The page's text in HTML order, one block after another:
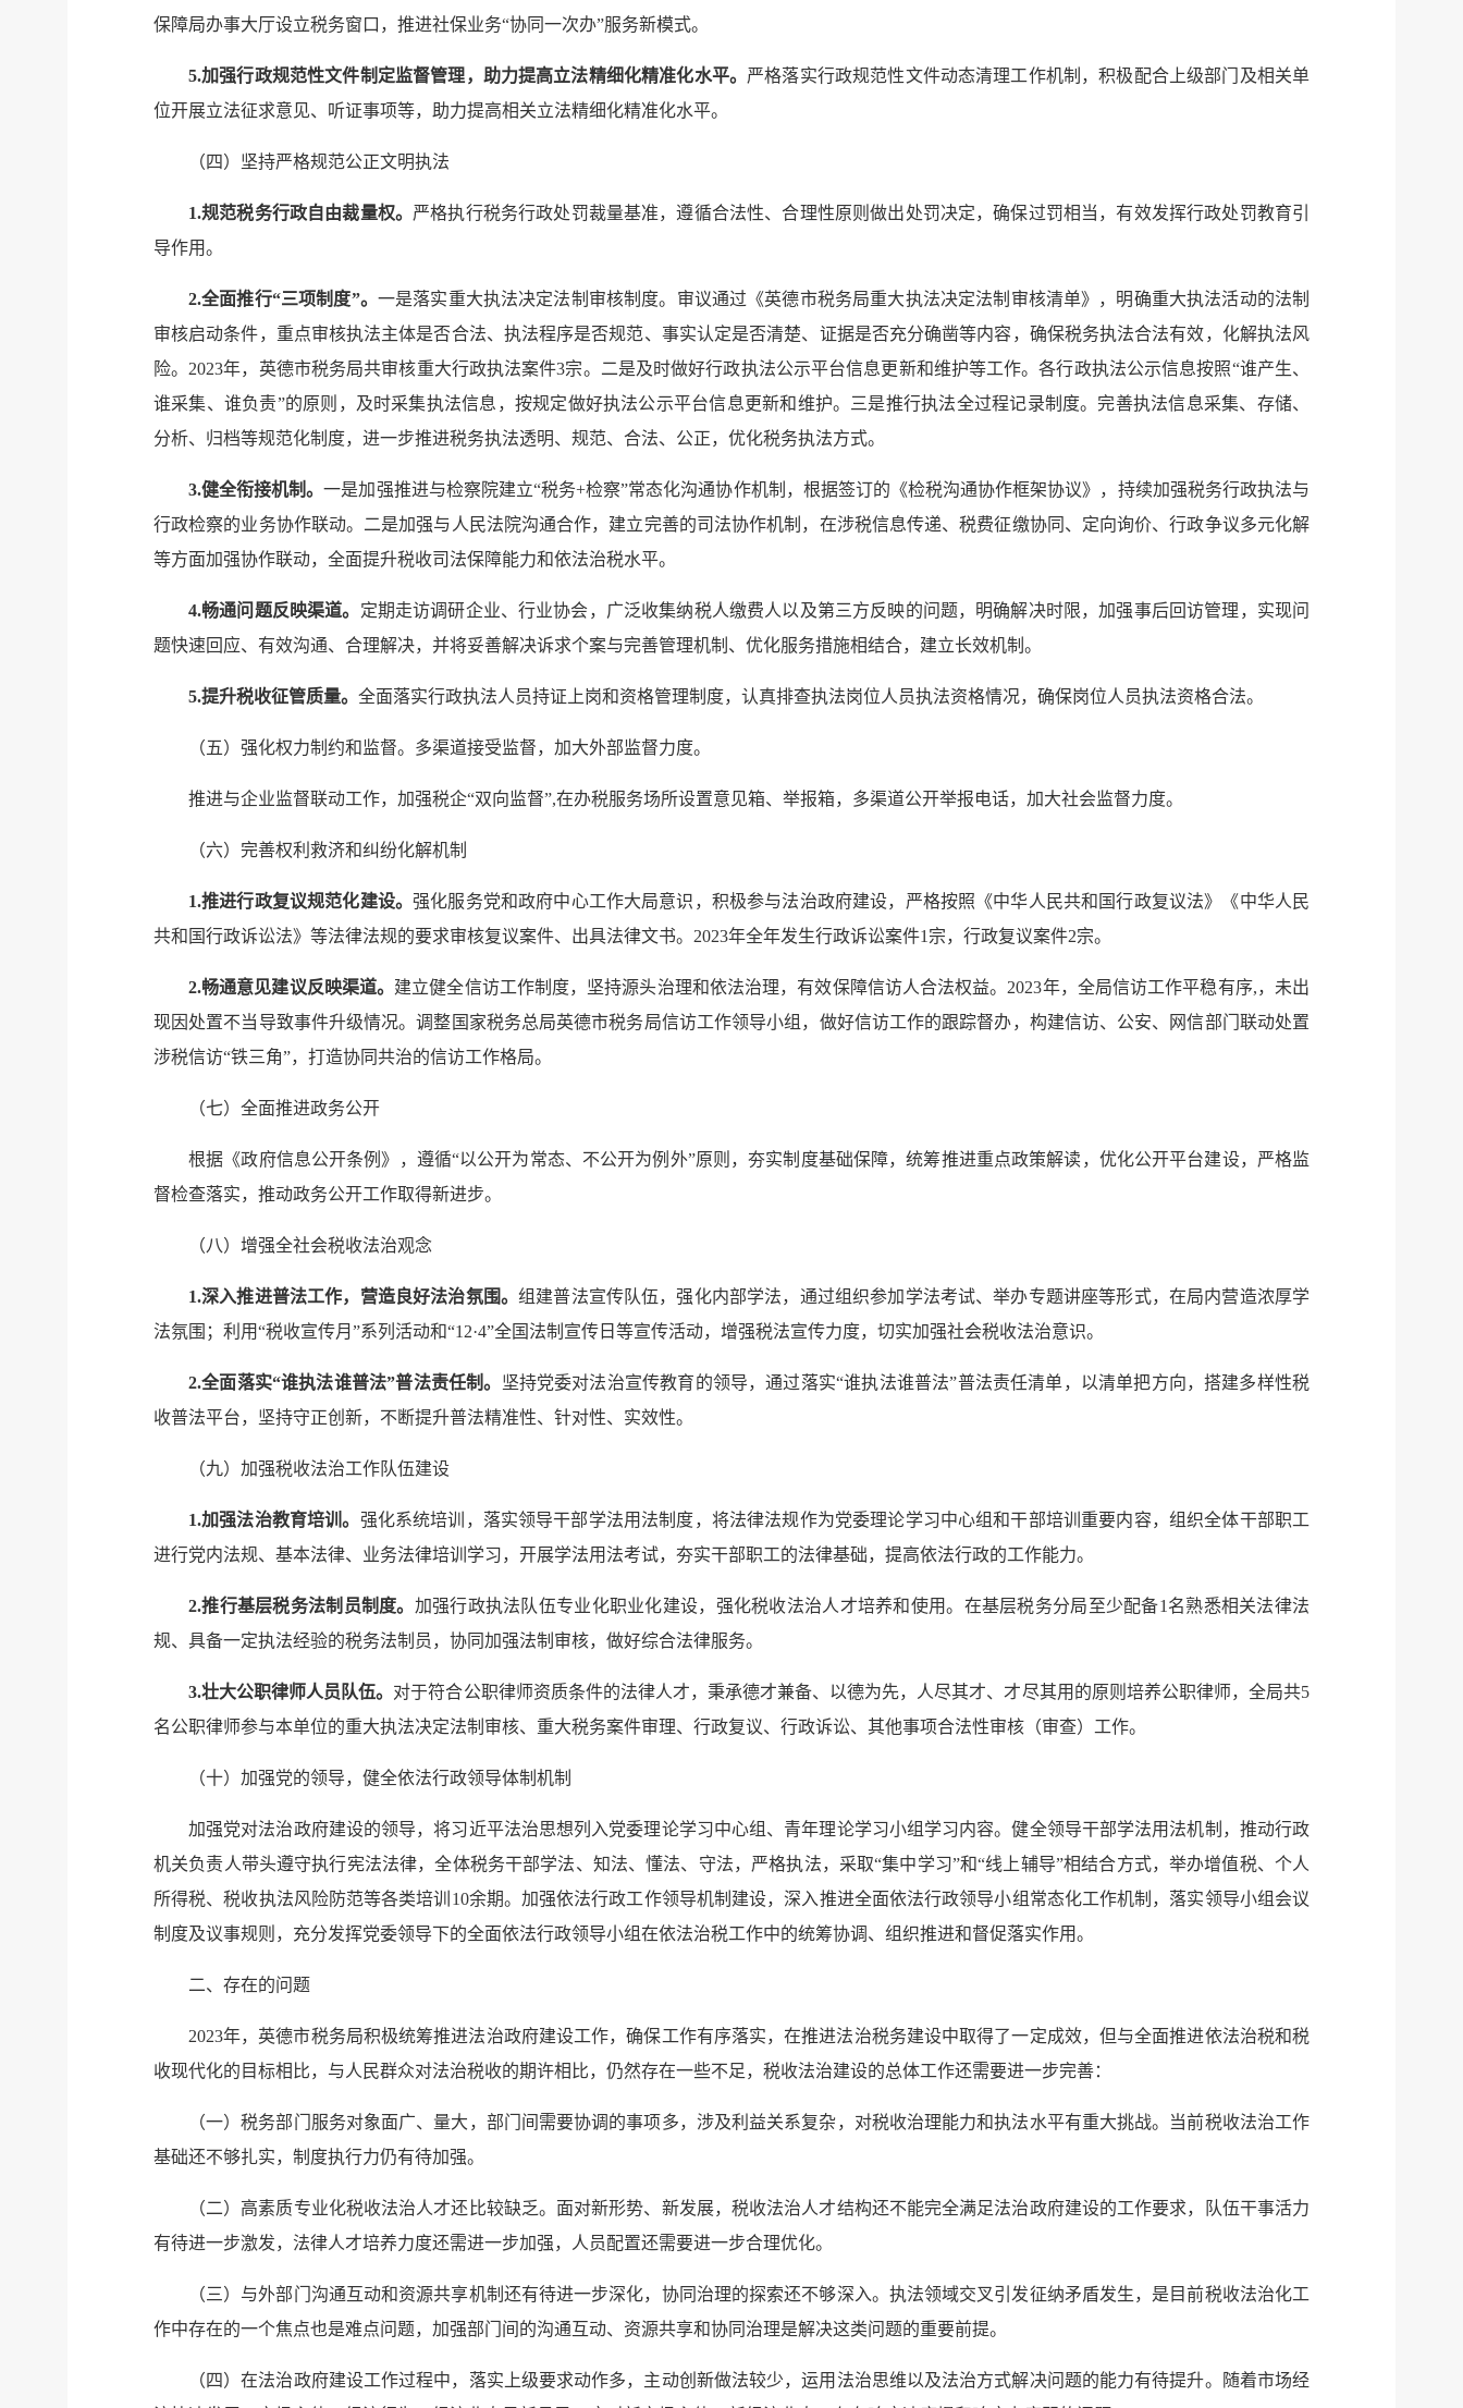
保障局办事大厅设立税务窗口，推进社保业务“协同一次办”服务新模式。
5.加强行政规范性文件制定监督管理，助力提高立法精细化精准化水平。 严格落实行政规范性文件动态清理工作机制，积极配合上级部门及相关单
位开展立法征求意见、听证事项等，助力提高相关立法精细化精准化水平。
（四）坚持严格规范公正文明执法
1.规范税务行政自由裁量权。 严格执行税务行政处罚裁量基准，遵循合法性、合理性原则做出处罚决定，确保过罚相当，有效发挥行政处罚教育引
导作用。
2.全面推行“三项制度”。 一是落实重大执法决定法制审核制度。审议通过《英德市税务局重大执法决定法制审核清单》，明确重大执法活动的法制
审核启动条件，重点审核执法主体是否合法、执法程序是否规范、事实认定是否清楚、证据是否充分确凿等内容，确保税务执法合法有效，化解执法风
险。2023年，英德市税务局共审核重大行政执法案件3宗。二是及时做好行政执法公示平台信息更新和维护等工作。各行政执法公示信息按照“谁产生、
谁采集、谁负责”的原则，及时采集执法信息，按规定做好执法公示平台信息更新和维护。三是推行执法全过程记录制度。完善执法信息采集、存储、
分析、归档等规范化制度，进一步推进税务执法透明、规范、合法、公正，优化税务执法方式。
3.健全衔接机制。一是加强推进与检察院建立“税务+检察”常态化沟通协作机制，根据签订的《检税沟通协作框架协议》，持续加强税务行政执法与
行政检察的业务协作联动。二是加强与人民法院沟通合作，建立完善的司法协作机制，在涉税信息传递、税费征缴协同、定向询价、行政争议多元化解
等方面加强协作联动，全面提升税收司法保障能力和依法治税水平。
4.畅通问题反映渠道。 定期走访调研企业、行业协会，广泛收集纳税人缴费人以及第三方反映的问题，明确解决时限，加强事后回访管理，实现问
题快速回应、有效沟通、合理解决，并将妥善解决诉求个案与完善管理机制、优化服务措施相结合，建立长效机制。
5.提升税收征管质量。 全面落实行政执法人员持证上岗和资格管理制度，认真排查执法岗位人员执法资格情况，确保岗位人员执法资格合法。
（五）强化权力制约和监督。多渠道接受监督，加大外部监督力度。
推进与企业监督联动工作，加强税企“双向监督”,在办税服务场所设置意见箱、举报箱，多渠道公开举报电话，加大社会监督力度。
（六）完善权利救济和纠纷化解机制
1.推进行政复议规范化建设。强化服务党和政府中心工作大局意识，积极参与法治政府建设，严格按照《中华人民共和国行政复议法》《中华人民
共和国行政诉讼法》等法律法规的要求审核复议案件、出具法律文书。2023年全年发生行政诉讼案件1宗，行政复议案件2宗。
2.畅通意见建议反映渠道。 建立健全信访工作制度，坚持源头治理和依法治理，有效保障信访人合法权益。2023年，全局信访工作平稳有序,，未出
现因处置不当导致事件升级情况。调整国家税务总局英德市税务局信访工作领导小组，做好信访工作的跟踪督办，构建信访、公安、网信部门联动处置
涉税信访“铁三角”，打造协同共治的信访工作格局。
（七）全面推进政务公开
根据《政府信息公开条例》，遵循“以公开为常态、不公开为例外”原则，夯实制度基础保障，统筹推进重点政策解读，优化公开平台建设，严格监
督检查落实，推动政务公开工作取得新进步。
（八）增强全社会税收法治观念
1.深入推进普法工作，营造良好法治氛围。组建普法宣传队伍，强化内部学法，通过组织参加学法考试、举办专题讲座等形式，在局内营造浓厚学
法氛围；利用“税收宣传月”系列活动和“12·4”全国法制宣传日等宣传活动，增强税法宣传力度，切实加强社会税收法治意识。
2.全面落实“谁执法谁普法”普法责任制。 坚持党委对法治宣传教育的领导，通过落实“谁执法谁普法”普法责任清单，以清单把方向，搭建多样性税
收普法平台，坚持守正创新，不断提升普法精准性、针对性、实效性。
（九）加强税收法治工作队伍建设
1.加强法治教育培训。 强化系统培训，落实领导干部学法用法制度，将法律法规作为党委理论学习中心组和干部培训重要内容，组织全体干部职工
进行党内法规、基本法律、业务法律培训学习，开展学法用法考试，夯实干部职工的法律基础，提高依法行政的工作能力。
2.推行基层税务法制员制度。 加强行政执法队伍专业化职业化建设，强化税收法治人才培养和使用。在基层税务分局至少配备1名熟悉相关法律法
规、具备一定执法经验的税务法制员，协同加强法制审核，做好综合法律服务。
3.壮大公职律师人员队伍。 对于符合公职律师资质条件的法律人才，秉承德才兼备、以德为先，人尽其才、才尽其用的原则培养公职律师，全局共5
名公职律师参与本单位的重大执法决定法制审核、重大税务案件审理、行政复议、行政诉讼、其他事项合法性审核（审查）工作。
（十）加强党的领导，健全依法行政领导体制机制
加强党对法治政府建设的领导，将习近平法治思想列入党委理论学习中心组、青年理论学习小组学习内容。健全领导干部学法用法机制，推动行政
机关负责人带头遵守执行宪法法律，全体税务干部学法、知法、懂法、守法，严格执法，采取“集中学习”和“线上辅导”相结合方式，举办增值税、个人
所得税、税收执法风险防范等各类培训10余期。加强依法行政工作领导机制建设，深入推进全面依法行政领导小组常态化工作机制，落实领导小组会议
制度及议事规则，充分发挥党委领导下的全面依法行政领导小组在依法治税工作中的统筹协调、组织推进和督促落实作用。
二、存在的问题
2023年，英德市税务局积极统筹推进法治政府建设工作，确保工作有序落实，在推进法治税务建设中取得了一定成效，但与全面推进依法治税和税
收现代化的目标相比，与人民群众对法治税收的期许相比，仍然存在一些不足，税收法治建设的总体工作还需要进一步完善：
（一）税务部门服务对象面广、量大，部门间需要协调的事项多，涉及利益关系复杂，对税收治理能力和执法水平有重大挑战。当前税收法治工作
基础还不够扎实，制度执行力仍有待加强。
（二）高素质专业化税收法治人才还比较缺乏。面对新形势、新发展，税收法治人才结构还不能完全满足法治政府建设的工作要求，队伍干事活力
有待进一步激发，法律人才培养力度还需进一步加强，人员配置还需要进一步合理优化。
（三）与外部门沟通互动和资源共享机制还有待进一步深化，协同治理的探索还不够深入。执法领域交叉引发征纳矛盾发生，是目前税收法治化工
作中存在的一个焦点也是难点问题，加强部门间的沟通互动、资源共享和协同治理是解决这类问题的重要前提。
（四）在法治政府建设工作过程中，落实上级要求动作多，主动创新做法较少，运用法治思维以及法治方式解决问题的能力有待提升。随着市场经